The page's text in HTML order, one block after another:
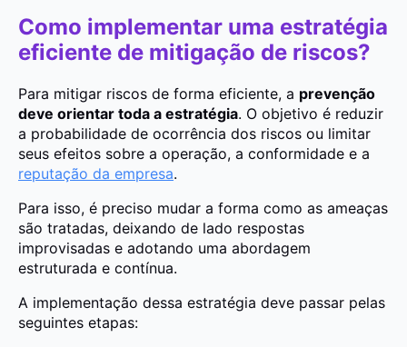
Como implementar uma estratégia
eficiente de mitigação de riscos?
Para mitigar riscos de forma eficiente, a prevenção
deve orientar toda a estratégia. O objetivo é reduzir
a probabilidade de ocorrência dos riscos ou limitar
seus efeitos sobre a operação, a conformidade e a
reputação da empresa.
Para isso, é preciso mudar a forma como as ameaças
são tratadas, deixando de lado respostas
improvisadas e adotando uma abordagem
estruturada e contínua.
A implementação dessa estratégia deve passar pelas
seguintes etapas: